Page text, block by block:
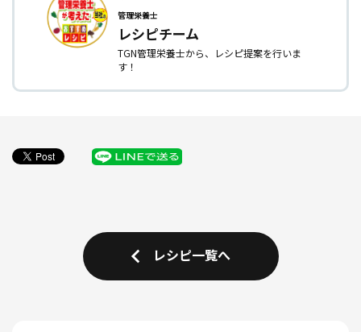
管理栄養士
レシピチーム
TGN管理栄養士から、レシピ提案を行いま
す！
レシピ一覧へ